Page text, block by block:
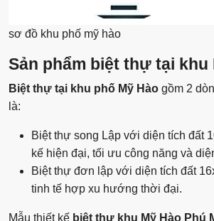
sơ đồ khu phố mỹ hào
Sản phẩm biệt thự tại khu
Biệt thự tại khu phố Mỹ Hào gồm 2
là:
Biệt thự song Lập với diện tích đất
kế hiện đại, tối ưu công năng và
Biệt thự đơn lập với diện tích đất
tinh tế hợp xu hướng thời đại.
Mẫu thiết kế biệt thự khu Mỹ Hào Phú